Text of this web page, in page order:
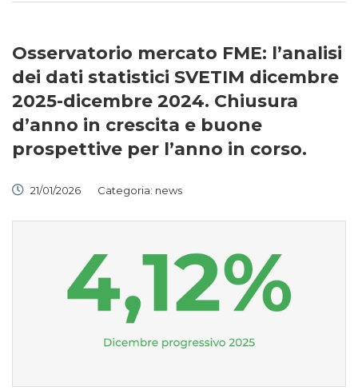
Osservatorio mercato FME: l’analisi
dei dati statistici SVETIM dicembre
2025-dicembre 2024. Chiusura
d’anno in crescita e buone
prospettive per l’anno in corso.
21/01/2026 Categoria: news